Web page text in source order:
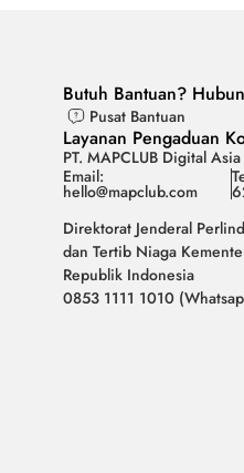
Butuh Bantuan?
Pusat Bantuan
Layanan Pengaduan
PT. MAPCLUB Digital Asia
Email:
hello@mapclub.com
Direktorat Jenderal
dan Tertib Niaga
Republik Indonesia
0853 1111 1010